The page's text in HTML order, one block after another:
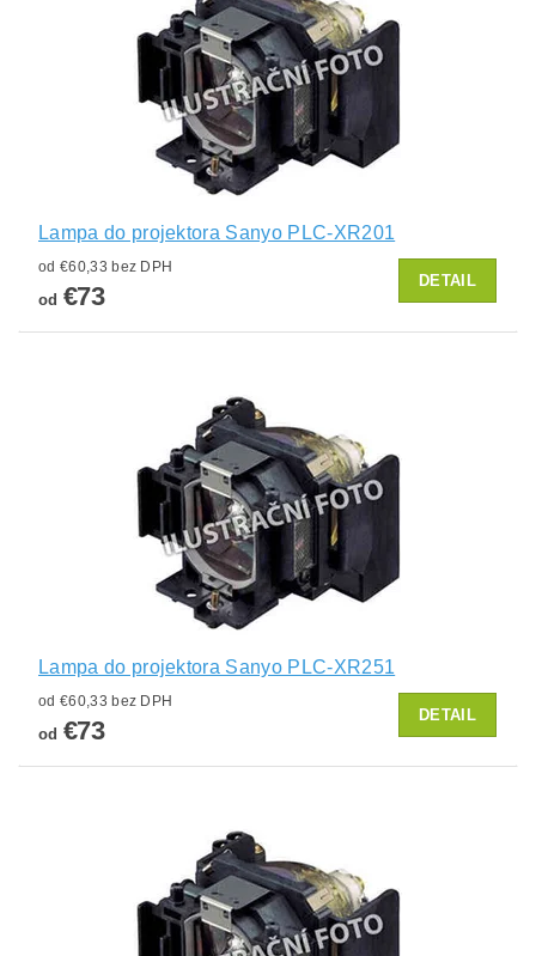
Lampa do projektora Sanyo PLC-XR201
od €60,33 bez DPH
od €73
DETAIL
Lampa do projektora Sanyo PLC-XR251
od €60,33 bez DPH
od €73
DETAIL